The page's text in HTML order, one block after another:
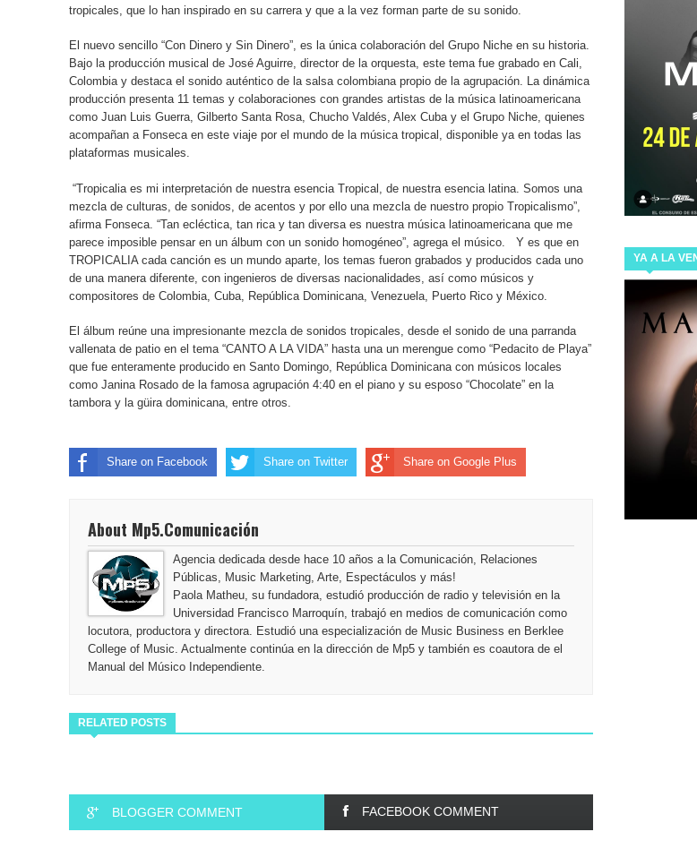
ESPERADO PRÓXIMO ÁLBUM
ARJONA, SECO, Y SU MANERA DE PERMANECER INMUNE
GANGSTER, UNA DE LAS BANDAS MÁS QUERIDAS DE NUESTRO PAÍS, ESTA DE REGRESO CON SU NUEVO
SENCILLO “QUIERO”
SONY PICTURES TELEVISION FIRMA ACUERDO PARA LA PRODUCCIÓN DE SHARK TANK GUATEMALA, EL
FAMOSO REALITY SHOW DE NEGOCIOS.
Apostando por el cine guatemalteco, Amazon Prime Video adquiere Cadejo Blanco para Latinoamérica.
SE LANZA AL MERCADO EL T8: EL RELOJ INTELIGENTE QUE CONFIRMA EL POTENCIAL TECNOLÓGICO
YA A LA
tropicales, que lo han inspirado en su carrera y que a la vez forman parte de su sonido.
El nuevo sencillo “Con Dinero y Sin Dinero”, es la única colaboración del Grupo Niche en su historia.
Bajo la producción musical de José Aguirre, director de la orquesta, este tema fue grabado en Cali,
Colombia y destaca el sonido auténtico de la salsa colombiana propio de la agrupación. La dinámica
producción presenta 11 temas y colaboraciones con grandes artistas de la música latinoamericana
como Juan Luis Guerra, Gilberto Santa Rosa, Chucho Valdés, Alex Cuba y el Grupo Niche, quienes
acompañan a Fonseca en este viaje por el mundo de la música tropical, disponible ya en todas las
plataformas musicales.
“Tropicalia es mi interpretación de nuestra esencia Tropical, de nuestra esencia latina. Somos una
mezcla de culturas, de sonidos, de acentos y por ello una mezcla de nuestro propio Tropicalismo”,
afirma Fonseca. “Tan ecléctica, tan rica y tan diversa es nuestra música latinoamericana que me
parece imposible pensar en un álbum con un sonido homogéneo”, agrega el músico. Y es que en
TROPICALIA cada canción es un mundo aparte, los temas fueron grabados y producidos cada uno
de una manera diferente, con ingenieros de diversas nacionalidades, así como músicos y
compositores de Colombia, Cuba, República Dominicana, Venezuela, Puerto Rico y México.
El álbum reúne una impresionante mezcla de sonidos tropicales, desde el sonido de una parranda
vallenata de patio en el tema “CANTO A LA VIDA” hasta una un merengue como “Pedacito de Playa”
que fue enteramente producido en Santo Domingo, República Dominicana con músicos locales
como Janina Rosado de la famosa agrupación 4:40 en el piano y su esposo “Chocolate” en la
tambora y la güira dominicana, entre otros.
Share on Facebook Share on Twitter Share on Google Plus
About Mp5.Comunicación
Agencia dedicada desde hace 10 años a la Comunicación, Relaciones
Públicas, Music Marketing, Arte, Espectáculos y más!
Paola Matheu, su fundadora, estudió producción de radio y televisión en la
Universidad Francisco Marroquín, trabajó en medios de comunicación como
locutora, productora y directora. Estudió una especialización de Music Business en Berklee
College of Music. Actualmente continúa en la dirección de Mp5 y también es coautora de el
Manual del Músico Independiente.
RELATED POSTS
BLOGGER COMMENT FACEBOOK COMMENT